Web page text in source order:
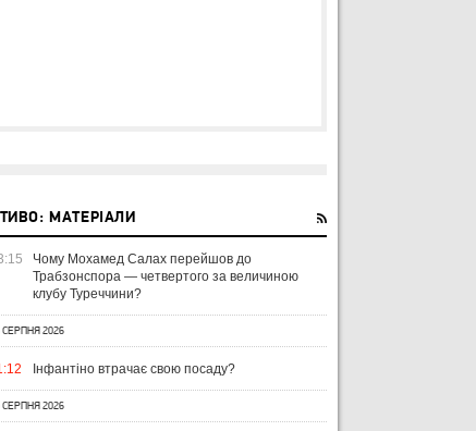
МАТЕРІАЛИ
Чому Мохамед Салах перейшов до
Трабзонспора — четвертого за величиною
клубу Туреччини?
СЕРПНЯ 2026
Інфантіно втрачає свою посаду?
СЕРПНЯ 2026